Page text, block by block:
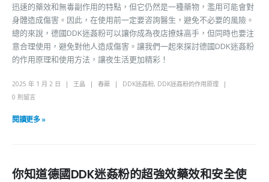
迅速的藥效和無毒副作用的特點，但它仍然是一種藥物，濫用可能會對
身體造成傷害。因此，在使用前一定要咨詢醫生，避免不必要的風險。
總的來說，德國DDK迷姦粉可以讓你成為夜店撩妹高手，但同時也要注
意合理使用，避免對他人造成傷害。讓我們一起來探討德國DDK迷姦粉
的作用原理和使用方法，讓夜生活更加精彩！
2025 年 1 月 2 日 王晶 春藥 DDK迷姦粉, DDK迷姦粉的作用原理
0 則留言
閱讀更多 »
你知道德國DDK迷姦粉的超強效藥效和安全使